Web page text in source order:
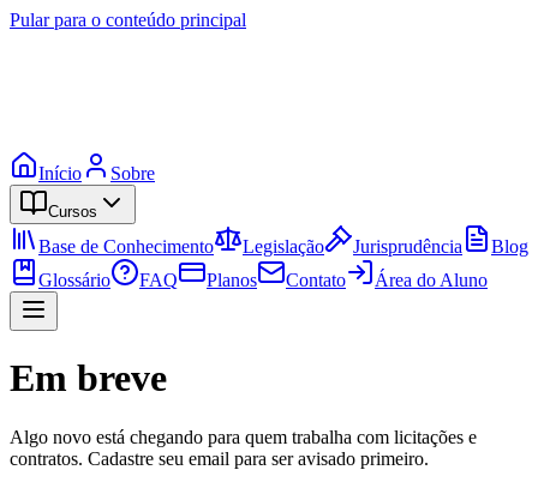
Pular para o conteúdo principal
Início Sobre
Cursos
Base de Conhecimento Legislação Jurisprudência
Blog
Glossário
FAQ Planos Contato Área do Aluno
Em breve
Algo novo está chegando para quem trabalha com licitações e
contratos. Cadastre seu email para ser avisado primeiro.